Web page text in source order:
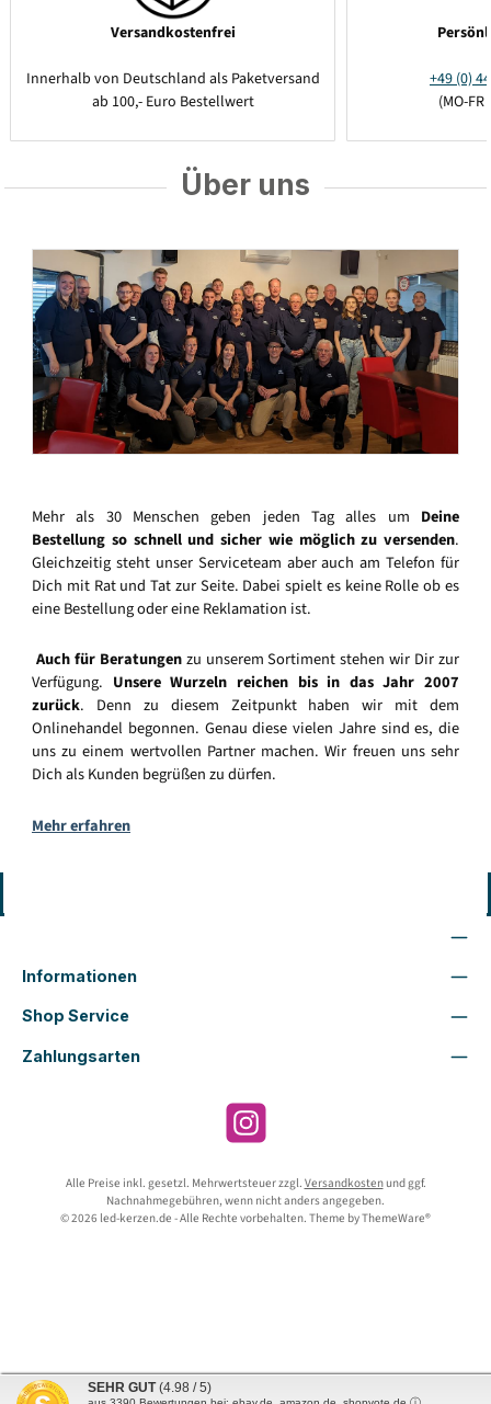
Versandkostenfrei
Innerhalb von Deutschland als Paketversand
ab 100,- Euro Bestellwert
+49 (0)
(MO-
Über uns
Mehr als 30 Menschen geben jeden Tag alles um Deine
Bestellung so schnell und sicher wie möglich zu versenden.
Gleichzeitig steht unser Serviceteam aber auch am Telefon für
Dich mit Rat und Tat zur Seite. Dabei spielt es keine Rolle ob es
eine Bestellung oder eine Reklamation ist.
Auch für Beratungenzu unserem Sortiment stehen wir Dir zur
Verfügung. Unsere Wurzeln reichen bis in das Jahr 2007
zurück. Denn zu diesem Zeitpunkt haben wir mit dem
Onlinehandel begonnen. Genau diese vielen Jahre sind es, die
uns zu einem wertvollen Partner machen. Wir freuen uns sehr
Dich als Kunden begrüßen zu dürfen.
Mehr erfahren
Informationen
Shop Service
Zahlungsarten
Instagram
Alle Preise inkl. gesetzl. Mehrwertsteuer zzgl. Versandkostenund ggf.
Nachnahmegebühren, wenn nicht anders angegeben.
© 2026 led-kerzen.de - Alle Rechte vorbehalten. Theme byThemeWare®
SEHR GUT (4.98 / 5)